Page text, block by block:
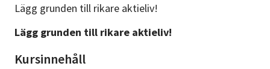
Lägg grunden till rikare aktieliv!
Lägg grunden till rikare aktieliv!
Kursinnehåll